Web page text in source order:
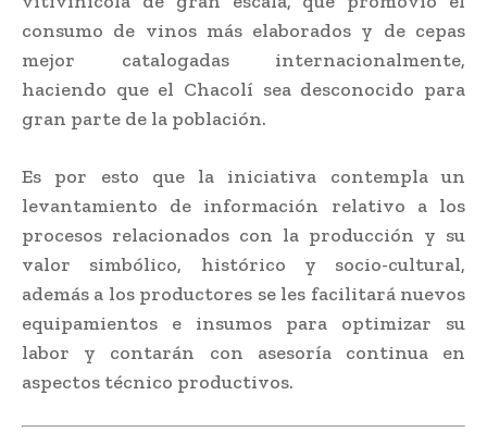
consumo de vinos más elaborados y de cepas
mejor catalogadas internacionalmente,
haciendo que el Chacolí sea desconocido para
gran parte de la población.
Es por esto que la iniciativa contempla un
levantamiento de información relativo a los
procesos relacionados con la producción y su
valor simbólico, histórico y socio-cultural,
además a los productores se les facilitará nuevos
equipamientos e insumos para optimizar su
labor y contarán con asesoría continua en
aspectos técnico productivos.